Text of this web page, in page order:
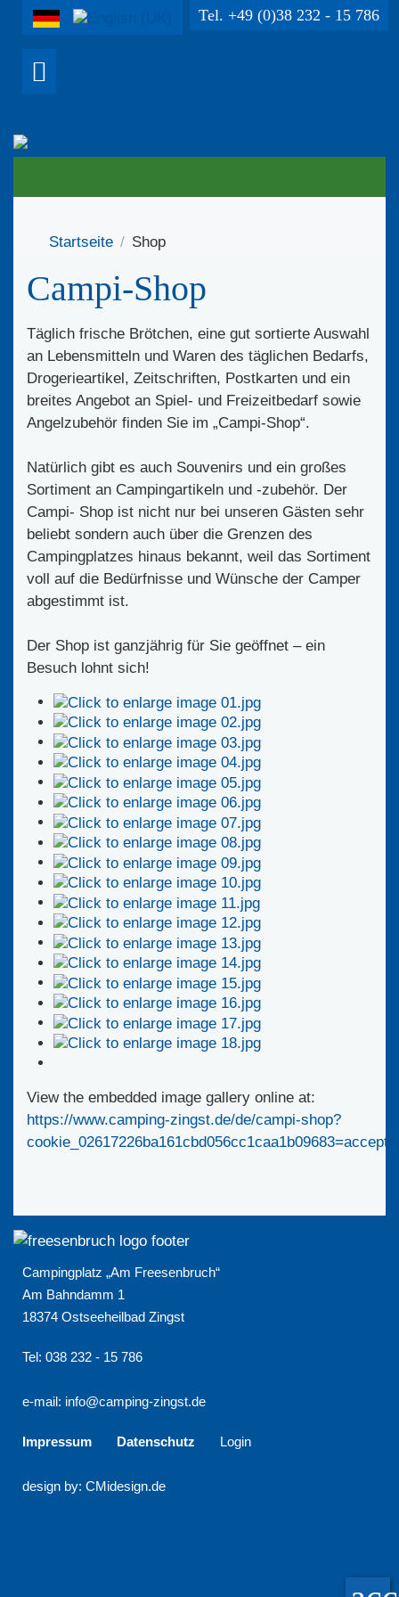
Tel. +49 (0)38 232 - 15 786
Startseite Shop
Campi-Shop
Täglich frische Brötchen, eine gut sortierte Auswahl
an Lebensmitteln und Waren des täglichen Bedarfs,
Drogerieartikel, Zeitschriften, Postkarten und ein
breites Angebot an Spiel- und Freizeitbedarf sowie
Angelzubehör finden Sie im „Campi-Shop“.
Natürlich gibt es auch Souvenirs und ein großes
Sortiment an Campingartikeln und -zubehör. Der
Campi- Shop ist nicht nur bei unseren Gästen sehr
beliebt sondern auch über die Grenzen des
Campingplatzes hinaus bekannt, weil das Sortiment
voll auf die Bedürfnisse und Wünsche der Camper
abgestimmt ist.
Der Shop ist ganzjährig für Sie geöffnet – ein
Besuch lohnt sich!
View the embedded image gallery online at:
https://www.camping-zingst.de/de/campi-shop?
Campingplatz „Am Freesenbruch“
Am Bahndamm 1
18374 Ostseeheilbad Zingst
Tel: 038 232 - 15 786
e-mail: info@camping-zingst.de
Impressum Datenschutz Login
design by: CMidesign.de